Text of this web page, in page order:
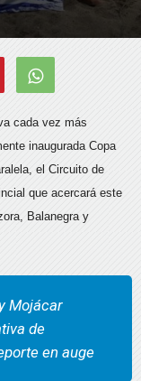
cada vez más
inaugurada Copa
el Circuito de
que acercará este
Balanegra y
Mojácar
de
en auge